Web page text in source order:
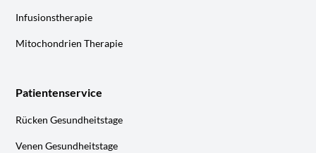
Infusionstherapie
Mitochondrien Therapie
Patientenservice
Rücken Gesundheitstage
Venen Gesundheitstage